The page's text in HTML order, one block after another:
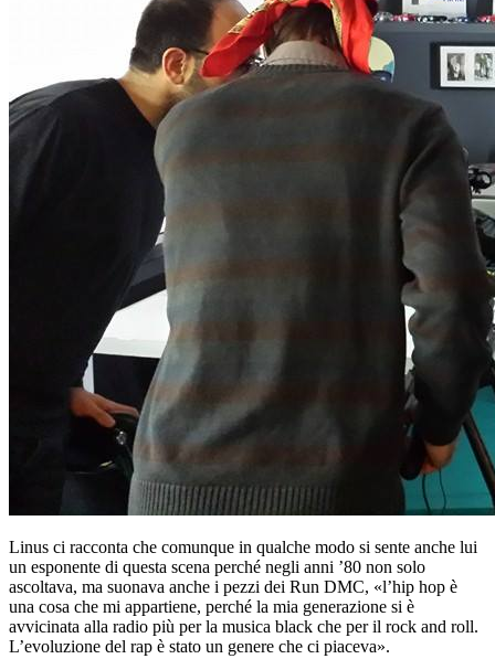
Linus ci racconta che comunque in qualche modo si sente anche lui
un esponente di questa scena perché negli anni ’80 non solo
ascoltava, ma suonava anche i pezzi dei Run DMC, «l’hip hop è
una cosa che mi appartiene, perché la mia generazione si è
avvicinata alla radio più per la musica black che per il rock and roll.
L’evoluzione del rap è stato un genere che ci piaceva».